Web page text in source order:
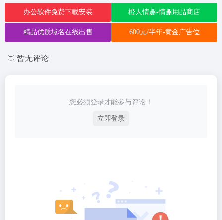
办公软件免费下载安装 橙人情趣-情趣用品商店
精品优质域名在线出售 600元/半年-黄金广告位
暂无评论
您必须登录才能参与评论！
立即登录